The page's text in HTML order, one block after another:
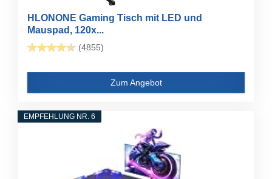
HLONONE Gaming Tisch mit LED und
Mauspad, 120x...
(4855)
Zum Angebot
EMPFEHLUNG NR. 6